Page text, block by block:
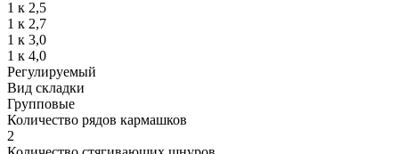
1 к 2,5
1 к 2,7
1 к 3,0
1 к 4,0
Регулируемый
Вид складки
Групповые
Количество рядов кармашков
2